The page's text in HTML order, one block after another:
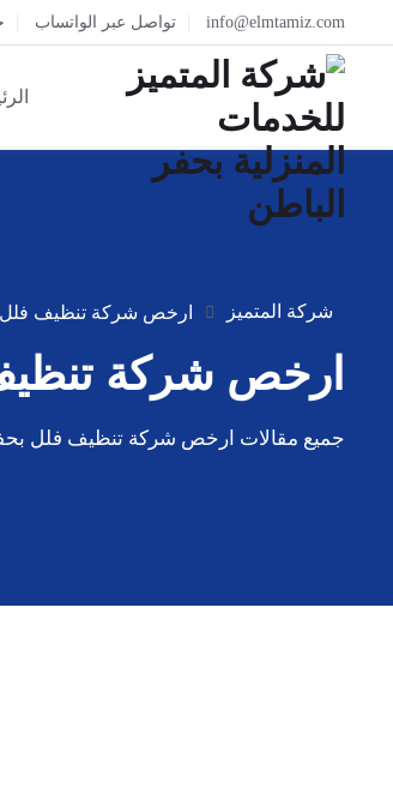
info@elmtamiz.com تواصل عبر الواتساب
شركة المتميز ارخص شركة تنظيف فلل
ارخص شركة
جميع مقالات ارخص شركة تنظيف فلل